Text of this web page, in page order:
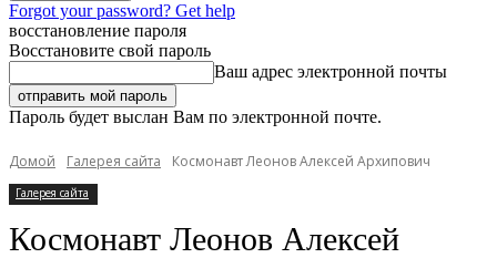
Forgot your password? Get help
восстановление пароля
Восстановите свой пароль
Ваш адрес электронной почты
Пароль будет выслан Вам по электронной почте.
Домой Галерея сайта Космонавт Леонов Алексей Архипович
Галерея сайта
Космонавт Леонов Алексей